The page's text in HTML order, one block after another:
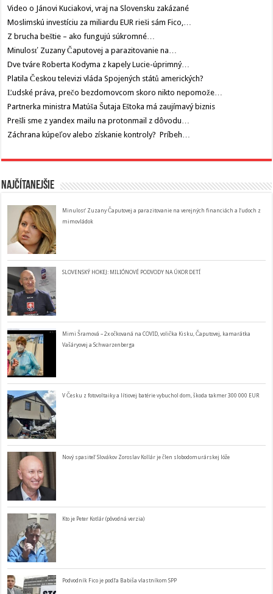
Video o Jánovi Kuciakovi, vraj na Slovensku zakázané
Moslimskú investíciu za miliardu EUR rieši sám Fico,…
Z brucha beštie – ako fungujú súkromné…
Minulosť Zuzany Čaputovej a parazitovanie na…
Dve tváre Roberta Kodyma z kapely Lucie-úprimný…
Platila Českou televizi vláda Spojených států amerických?
Ľudské práva, prečo bezdomovcom skoro nikto nepomože…
Partnerka ministra Matúša Šutaja Eštoka má zaujímavý biznis
Prešli sme z yandex mailu na protonmail z dôvodu…
Záchrana kúpeľov alebo získanie kontroly? Príbeh…
Najčítanejšie
Minulosť Zuzany Čaputovej a parazitovanie na verejných financiách a ľudoch z
mimovládok
SLOVENSKÝ HOKEJ: MILIÓNOVÉ PODVODY NA ÚKOR DETÍ
Mimi Šramová – 2x očkovaná na COVID, volička Kisku, Čaputovej, kamarátka
Vašáryovej a Schwarzenberga
V Česku z fotovoltaiky a lítiovej batérie vybuchol dom, škoda takmer 300 000 EUR
Nový spasiteľ Slovákov Zoroslav Kollár je člen slobodomurárskej lóže
Kto je Peter Kotlár (pôvodná verzia)
Podvodník Fico je podľa Babiša vlastníkom SPP